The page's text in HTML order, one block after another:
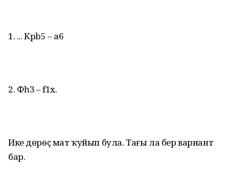
1. ... Крb5 – а6
2. Фһ3 – f1х.
Ике дөрөҫ мат ҡуйып була. Тағы ла бер вариант
бар.